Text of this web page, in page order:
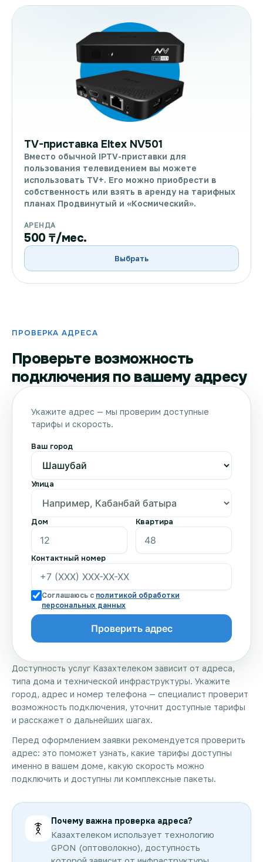
TV-приставка Eltex NV501
Вместо обычной IPTV-приставки для
пользования телевидением вы можете
использовать TV+. Его можно приобрести в
собственность или взять в аренду на тарифных
планах Продвинутый и «Космический».
АРЕНДА
500 ₸/мес.
Выбрать
ПРОВЕРКА АДРЕСА
Проверьте возможность
подключения по вашему адресу
Доступность услуг Казахтелеком зависит от адреса,
типа дома и технической инфраструктуры. Укажите
город, адрес и номер телефона — специалист проверит
возможность подключения, уточнит доступные тарифы
и расскажет о дальнейших шагах.
Перед оформлением заявки рекомендуется проверить
адрес: это поможет узнать, какие тарифы доступны
именно в вашем доме, какую скорость можно
подключить и доступны ли комплексные пакеты.
Почему важна проверка адреса?
Казахтелеком использует технологию
GPON (оптоволокно), доступность
Укажите адрес — мы проверим доступные
тарифы и скорость.
Ваш город
Улица
Дом Квартира
Контактный номер
Соглашаюсь с политикой обработки
персональных данных